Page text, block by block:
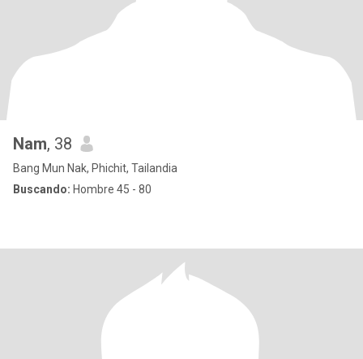
Nam, 38
Bang Mun Nak, Phichit, Tailandia
Buscando: Hombre 45 - 80